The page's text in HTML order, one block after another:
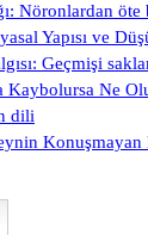
Nöronlardan öte
Yapısı ve
Geçmişi
Kaybolursa Ne
dili